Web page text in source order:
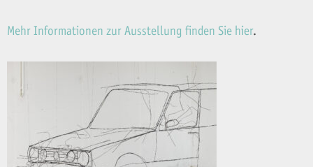
Mehr Informationen zur Ausstellung finden Sie hier.